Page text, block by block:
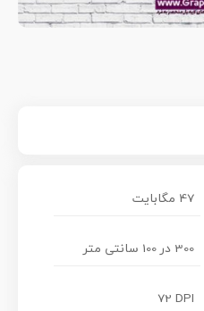
47 مگابایت
300 در 100 سانتی متر
72 DPI